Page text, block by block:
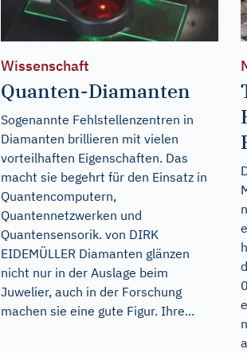
Wissenschaft
Quanten-Diamanten
Sogenannte Fehlstellenzentren in
Diamanten brillieren mit vielen
vorteilhaften Eigenschaften. Das
macht sie begehrt für den Einsatz in
Quantencomputern,
Quantennetzwerken und
Quantensensorik. von DIRK
EIDEMÜLLER Diamanten glänzen
nicht nur in der Auslage beim
Juwelier, auch in der Forschung
machen sie eine gute Figur. Ihre...